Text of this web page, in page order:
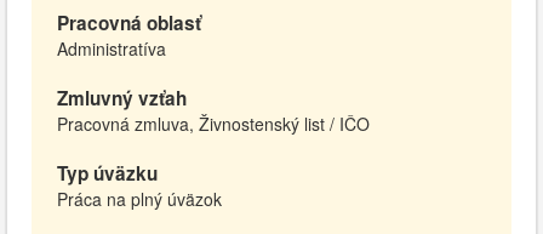
Pracovná oblasť
Administratíva
Zmluvný vzťah
Pracovná zmluva, Živnostenský list / IČO
Typ úväzku
Práca na plný úväzok